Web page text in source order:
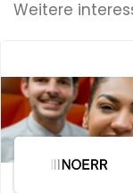
Weitere